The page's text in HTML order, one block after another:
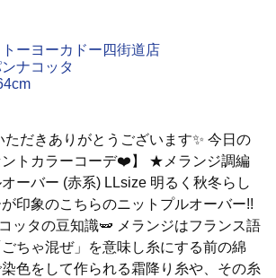
トーヨーカドー四街道店
ナコッタ
ただきありがとうございます✨️ 今日の
ントカラーコーデ❤️】 ★メランジ調編
ーバー (赤系) LLsize 明るく秋冬らし
印象のこちらのニットプルオーバー!!
ッタの豆知識🫛 メランジはフランス語
ちゃ混ぜ」を意味し糸にする前の綿
染色をして作られる霜降り糸や、その糸